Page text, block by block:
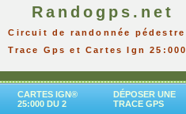
Randogps.net
Circuit de randonnée pédestre
Trace Gps et Cartes Ign 25:000
CARTES IGN®
25:000 DU 2
DÉPOSER UNE
TRACE GPS